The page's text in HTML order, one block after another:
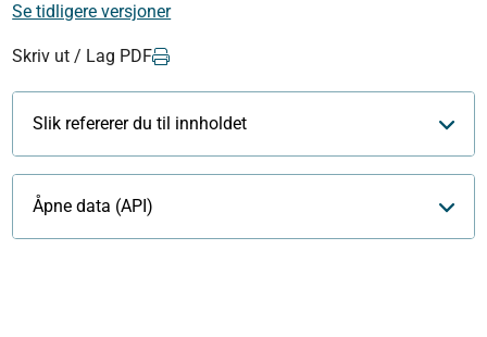
Se tidligere versjoner
Skriv ut / Lag PDF
Slik refererer du til innholdet
Åpne data (API)